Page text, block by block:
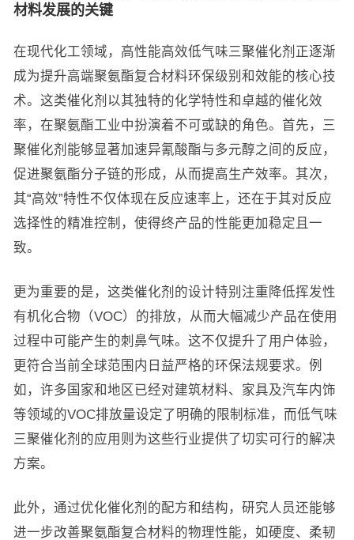
材料发展的关键
在现代化工领域，高性能高效低气味三聚催化剂正逐渐
成为提升高端聚氨酯复合材料环保级别和效能的核心技
术。这类催化剂以其独特的化学特性和卓越的催化效
率，在聚氨酯工业中扮演着不可或缺的角色。首先，三
聚催化剂能够显著加速异氰酸酯与多元醇之间的反应，
促进聚氨酯分子链的形成，从而提高生产效率。其次，
其“高效”特性不仅体现在反应速率上，还在于其对反应
选择性的精准控制，使得终产品的性能更加稳定且一
致。
更为重要的是，这类催化剂的设计特别注重降低挥发性
有机化合物（VOC）的排放，从而大幅减少产品在使用
过程中可能产生的刺鼻气味。这不仅提升了用户体验，
更符合当前全球范围内日益严格的环保法规要求。例
如，许多国家和地区已经对建筑材料、家具及汽车内饰
等领域的VOC排放量设定了明确的限制标准，而低气味
三聚催化剂的应用则为这些行业提供了切实可行的解决
方案。
此外，通过优化催化剂的配方和结构，研究人员还能够
进一步改善聚氨酯复合材料的物理性能，如硬度、柔韧